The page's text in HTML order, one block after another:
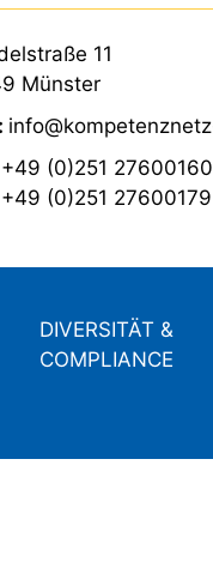
11
Münster
+49 (0)251 27600160
+49 (0)251 27600179
DIVERSITÄT &
COMPLIANCE